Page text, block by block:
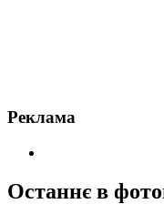
Реклама
Останнє в